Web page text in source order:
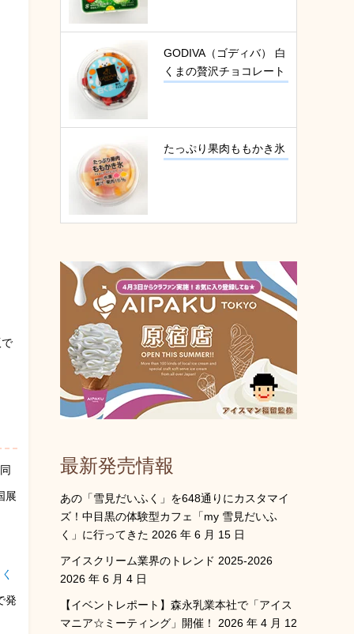
展
発
GODIVA（ゴディバ） 白
くまの贅沢チョコレート
たっぷり果肉ももかき氷
最新発売情報
あの「雪見だいふく」を648通りにカスタマイ
ズ！中目黒の体験型カフェ「my 雪見だいふ
く」に行ってきた 2026 年 6 月 15 日
アイスクリーム業界のトレンド 2025-2026
2026 年 6 月 4 日
【イベントレポート】森永乳業本社で「アイス
マニア☆ミーティング」開催！
2026 年 4 月 12